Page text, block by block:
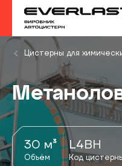
Цистерны для
30 м³
Объём
L4BH
Код